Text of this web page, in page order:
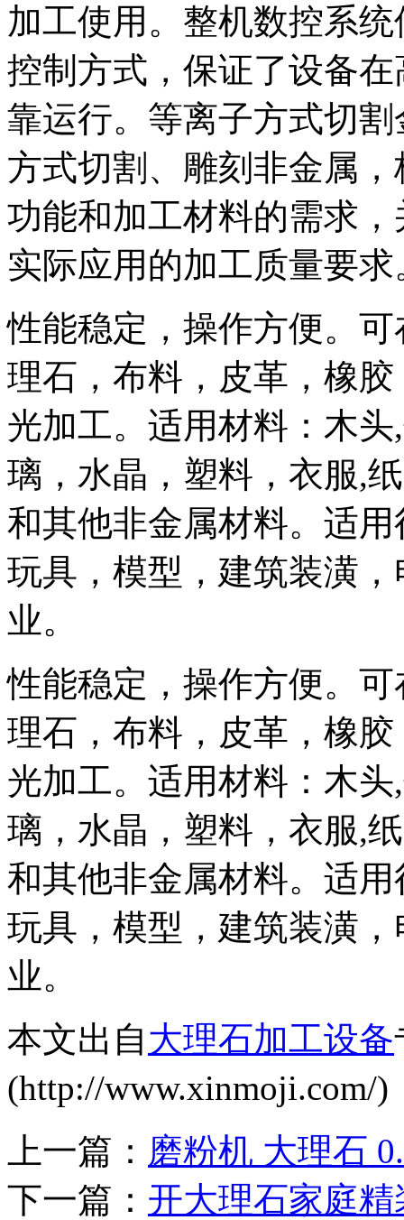
加工使用。整机数控系
控制方式，保证了设备
靠运行。等离子方式切
方式切割、雕刻非金属
功能和加工材料的需求
实际应用的加工质量要求
性能稳定，操作方便。
理石，布料，皮革，橡
光加工。适用材料：木
璃，水晶，塑料，衣服,
和其他非金属材料。适
玩具，模型，建筑装潢
业。
性能稳定，操作方便。
理石，布料，皮革，橡
光加工。适用材料：木
璃，水晶，塑料，衣服,
和其他非金属材料。适
玩具，模型，建筑装潢
业。
本文出自大理石加工设备
(http://www.xinmoji.com/
上一篇： 磨粉机 大理石
下一篇： 开大理石家庭